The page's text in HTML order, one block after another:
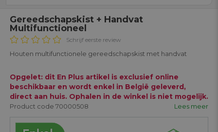
Gereedschapskist + Handvat
Multifunctioneel
Schrijf eerste review
Houten multifunctionele gereedschapskist met handvat
Opgelet: dit En Plus artikel is exclusief online
beschikbaar en wordt enkel in België geleverd,
direct aan huis. Ophalen in de winkel is niet mogelijk.
Product code 70000508 Lees meer